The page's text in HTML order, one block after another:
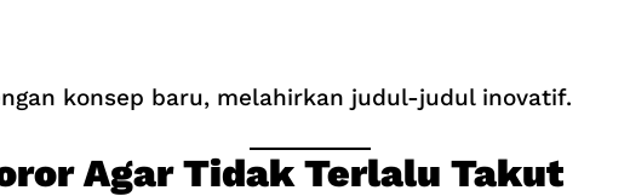
konsep baru, melahirkan judul-judul inovatif.
Agar Tidak Terlalu Takut